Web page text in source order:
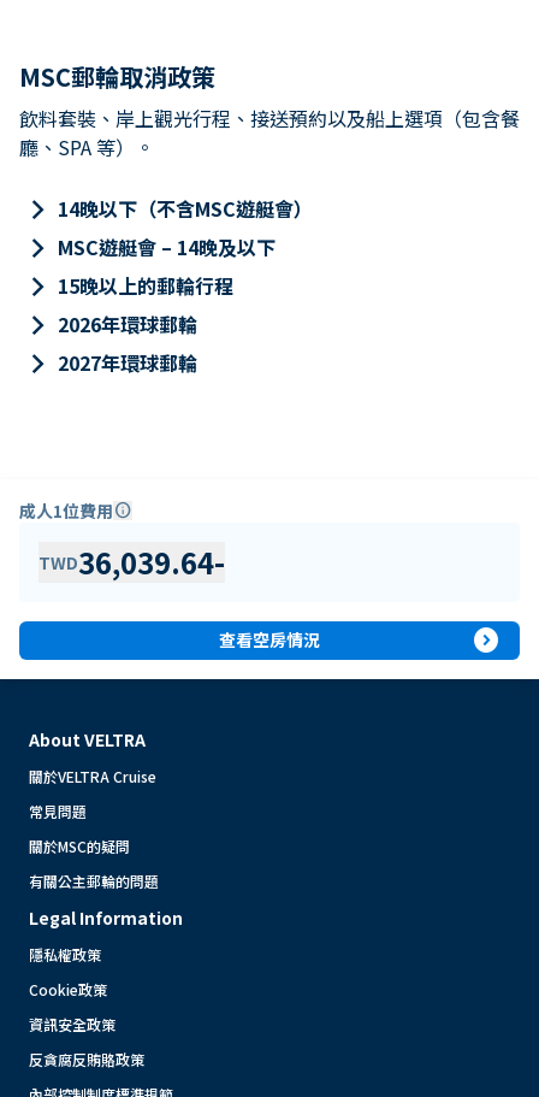
MSC郵輪取消政策
飲料套裝、岸上觀光行程、接送預約以及船上選項（包含餐
廳、SPA 等）。
keyboard_arrow_right 14晚以下（不含MSC遊艇會）
keyboard_arrow_right MSC遊艇會 – 14晚及以下
keyboard_arrow_right 15晚以上的郵輪行程
keyboard_arrow_right 2026年環球郵輪
keyboard_arrow_right 2027年環球郵輪
成人1位費用info
TWD36,039.64-
查看空房情況 expand_circle_right
About VELTRA
關於VELTRA Cruise
常見問題
關於MSC的疑問
有關公主郵輪的問題
Legal Information
隱私權政策
Cookie政策
資訊安全政策
反貪腐反賄賂政策